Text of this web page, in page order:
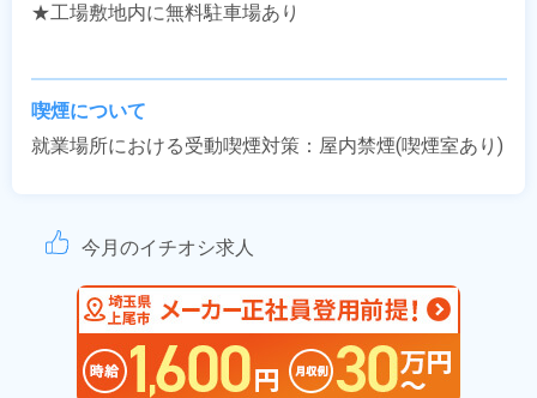
★工場敷地内に無料駐車場あり
喫煙について
就業場所における受動喫煙対策：屋内禁煙(喫煙室あり)
今月のイチオシ求人